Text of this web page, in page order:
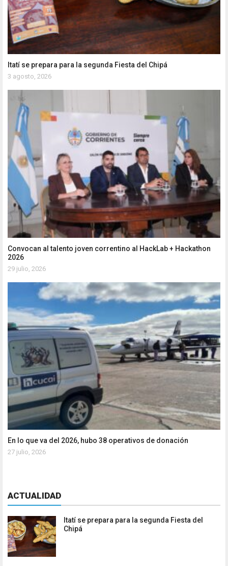
Itatí se prepara para la segunda Fiesta del Chipá
3 agosto, 2026
Convocan al talento joven correntino al HackLab + Hackathon
2026
29 julio, 2026
En lo que va del 2026, hubo 38 operativos de donación
27 julio, 2026
ACTUALIDAD
Itatí se prepara para la segunda Fiesta del
Chipá